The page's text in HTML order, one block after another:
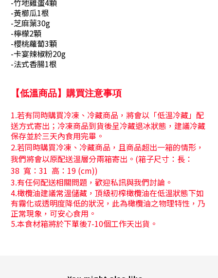
-竹地雞蛋4顆
-黃櫛瓜1根
-芝麻葉30g
-檸檬2顆
-櫻桃蘿蔔3顆
-卡宴辣椒粉20g
-法式香腸1根
【低溫商品】購買注意事項
1.若有同時購買冷凍、冷藏商品，將會以「低溫冷藏」配
送方式寄出；冷凍商品到貨後呈冷藏退冰狀態，建議冷藏
保存並於三天內食用完畢。
2.若同時購買冷凍、冷藏商品，且商品超出一箱的情形，
我們將會以原配送溫層分兩箱寄出。 (箱子尺寸：長：
38 寬： 31 高： 19 (cm))
3.有任何配送相關問題，歡迎私訊與我們討論。
4.橄欖油建議常溫儲藏，頂級初榨橄欖油在低溫狀態下如
有霧化或透明度降低的狀況，此為橄欖油之物理特性，乃
正常現象，可安心食用。
5.本食材箱將於下單後7-10個工作天出貨。